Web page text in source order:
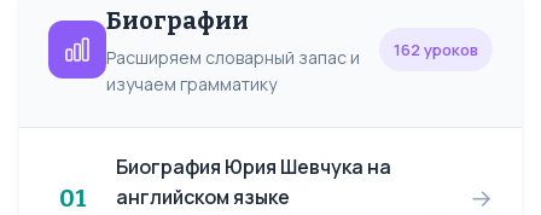
Биографии
Расширяем словарный запас и
изучаем грамматику
162 уроков
01
Биография Юрия Шевчука на
английском языке
→